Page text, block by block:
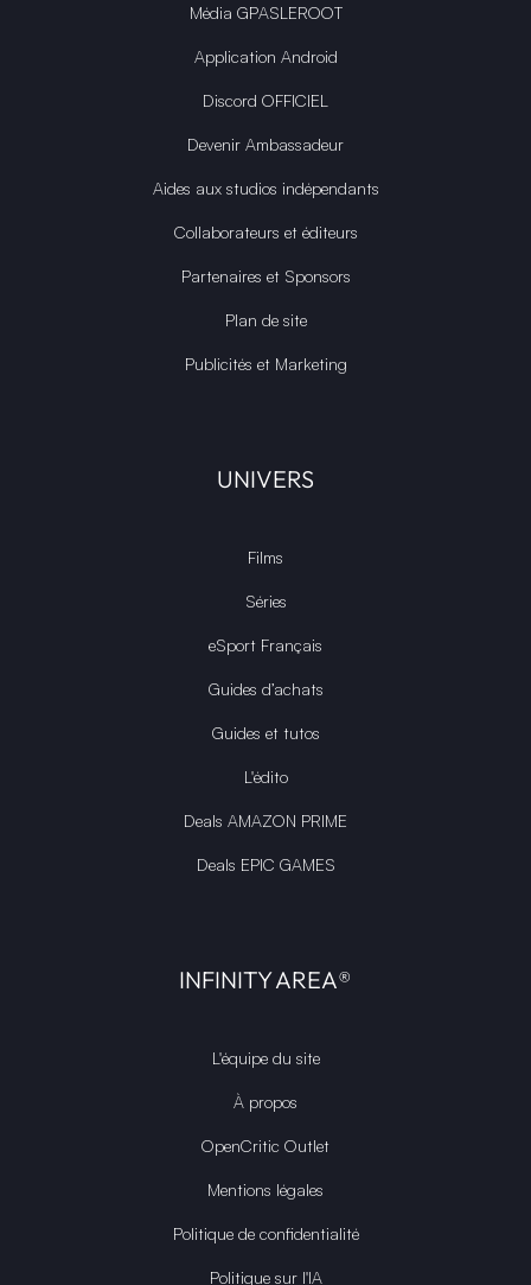
Média GPASLEROOT
Application Android
Discord OFFICIEL
Devenir Ambassadeur
Aides aux studios indépendants
Collaborateurs et éditeurs
Partenaires et Sponsors
Plan de site
Publicités et Marketing
UNIVERS
Films
Séries
eSport Français
Guides d’achats
Guides et tutos
L'édito
Deals AMAZON PRIME
Deals EPIC GAMES
INFINITY AREA®
L'équipe du site
À propos
OpenCritic Outlet
Mentions légales
Politique de confidentialité
Politique sur l'IA